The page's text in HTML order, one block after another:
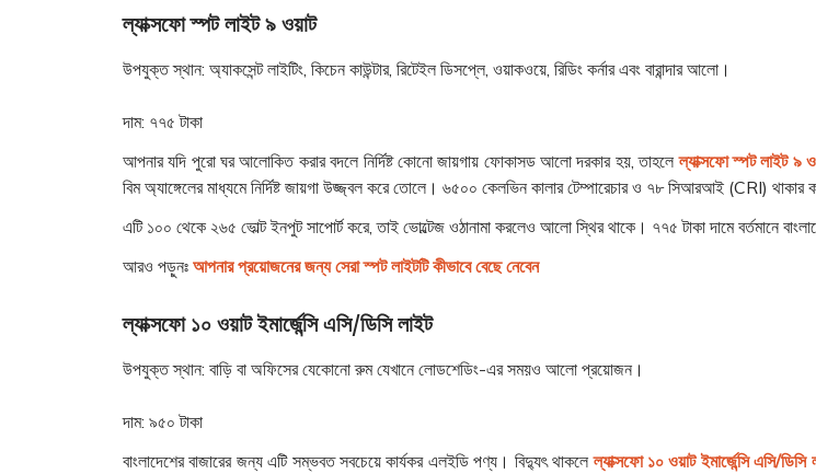
ল্যাক্সফো স্পট লাইট ৯ ওয়াট
উপযুক্ত স্থান: অ্যাকসেন্ট লাইটিং, কিচেন কাউন্টার, রিটেইল ডিসপ্লে, ওয়াকওয়ে, রিডিং কর্নার এবং বারান্দার আলো।
দাম: ৭৭৫ টাকা
আপনার যদি পুরো ঘর আলোকিত করার বদলে নির্দিষ্ট কোনো জায়গায় ফোকাসড আলো দরকার হয়, তাহলেল্যাক্সফো স্পট লাইট ৯
বিম অ্যাঙ্গেলের মাধ্যমে নির্দিষ্ট জায়গা উজ্জ্বল করে তোলে। ৬৫০০ কেলভিন কালার টেম্পারেচার ও ৭৮ সিআরআই (CRI) থাকার
এটি ১০০ থেকে ২৬৫ ভোল্ট ইনপুট সাপোর্ট করে, তাই ভোল্টেজ ওঠানামা করলেও আলো স্থির থাকে। ৭৭৫ টাকা দামে বর্তমানে
আরও পড়ুনঃ আপনার প্রয়োজনের জন্য সেরা স্পট লাইটটি কীভাবে বেছে নেবেন
ল্যাক্সফো ১০ ওয়াট ইমার্জেন্সি এসি/ডিসি লাইট
উপযুক্ত স্থান: বাড়ি বা অফিসের যেকোনো রুম যেখানে লোডশেডিং-এর সময়ও আলো প্রয়োজন।
দাম: ৯৫০ টাকা
বাংলাদেশের বাজারের জন্য এটি সম্ভবত সবচেয়ে কার্যকর এলইডি পণ্য। বিদ্যুৎ থাকলেল্যাক্সফো ১০ ওয়াট ইমার্জেন্সি এসি/ডিসি